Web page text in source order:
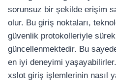
sorunsuz bir şekilde erişim
olur. Bu giriş noktaları,
güvenlik protokolleriyle
güncellenmektedir. Bu
en iyi deneyimi yaşayabilirler.
xslot giriş işlemlerinin nasıl